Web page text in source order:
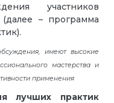
участников
– программа
имеют высокие
мастерства и
применения
лучших практик